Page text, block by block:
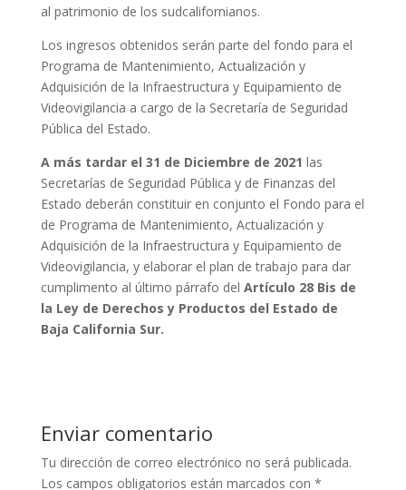
al patrimonio de los sudcalifornianos.
Los ingresos obtenidos serán parte del fondo para el
Programa de Mantenimiento, Actualización y
Adquisición de la Infraestructura y Equipamiento de
Videovigilancia a cargo de la Secretaría de Seguridad
Pública del Estado.
A más tardar el 31 de Diciembre de 2021 las
Secretarías de Seguridad Pública y de Finanzas del
Estado deberán constituir en conjunto el Fondo para el
de Programa de Mantenimiento, Actualización y
Adquisición de la Infraestructura y Equipamiento de
Videovigilancia, y elaborar el plan de trabajo para dar
cumplimento al último párrafo del Artículo 28 Bis de
la Ley de Derechos y Productos del Estado de
Baja California Sur.
Enviar comentario
Tu dirección de correo electrónico no será publicada.
Los campos obligatorios están marcados con *